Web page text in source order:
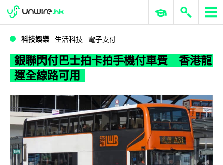
WWDC 2026 ERP 與商業 AI
科技娛樂 生活科技 電子支付
銀聯閃付巴士拍卡拍手機付車費 香港龍
運全線路可用